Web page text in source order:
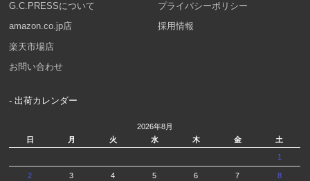
G.C.PRESSについて
amazon.co.jp店
楽天市場店
お問い合わせ
プライバシーポリシー
採用情報
- 出荷カレンダー
2026年8月
日
月 火 水 木 金 土
1
2 3 4 5 6 7 8